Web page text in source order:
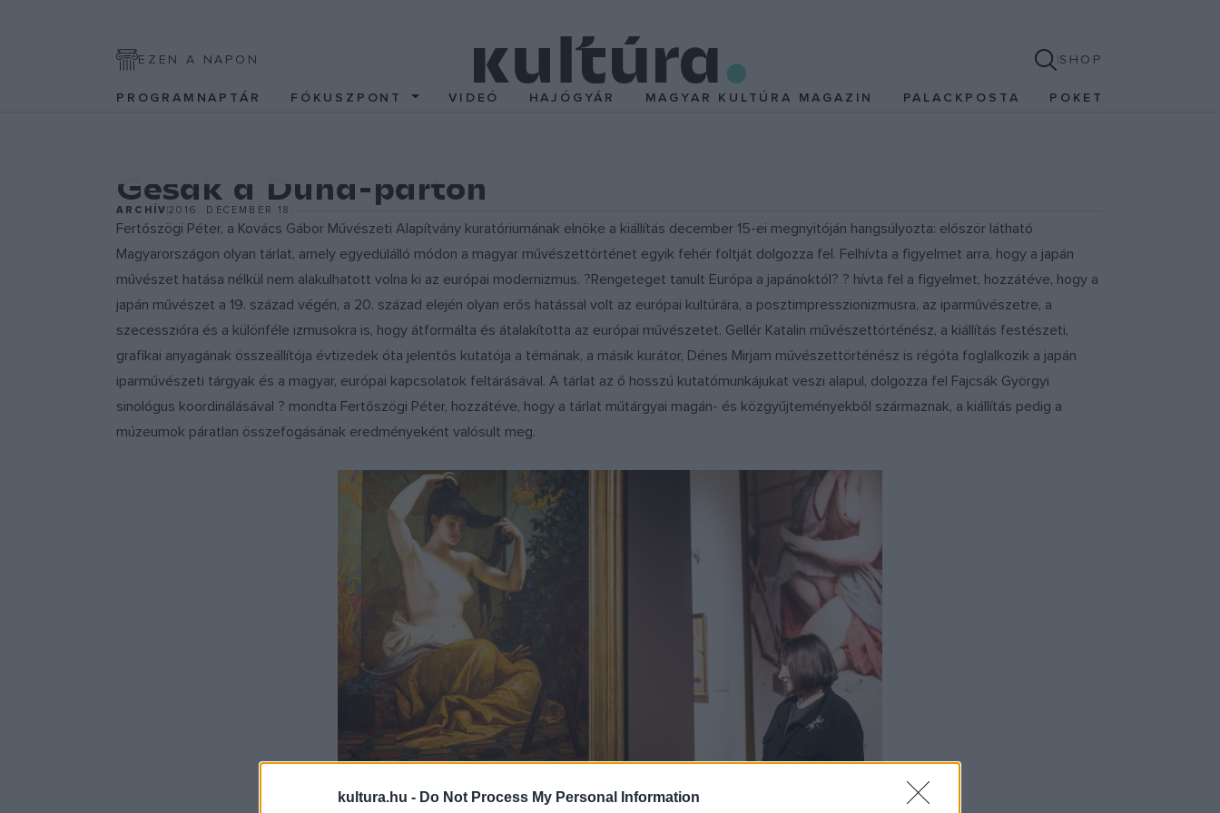
kultura.hu - Do Not Process My Personal Information
EZEN A NAPON SHOP
PROGRAMNAPTÁR FÓKUSZPONT VIDEÓ HAJÓGYÁR MAGYAR KULTÚRA MAGAZIN PALACKPOSTA POKET
Gésák a Duna-parton
ARCHÍV2016. DECEMBER 18.
Fertőszögi Péter, a Kovács Gábor Művészeti Alapítvány kuratóriumának elnöke a kiállítás december 15-ei megnyitóján hangsúlyozta: először látható
Magyarországon olyan tárlat, amely egyedülálló módon a magyar művészettörténet egyik fehér foltját dolgozza fel. Felhívta a figyelmet arra, hogy a japán
művészet hatása nélkül nem alakulhatott volna ki az európai modernizmus. ?Rengeteget tanult Európa a japánoktól? ? hívta fel a figyelmet, hozzátéve, hogy a
japán művészet a 19. század végén, a 20. század elején olyan erős hatással volt az európai kultúrára, a posztimpresszionizmusra, az iparművészetre, a
szecesszióra és a különféle izmusokra is, hogy átformálta és átalakította az európai művészetet. Gellér Katalin művészettörténész, a kiállítás festészeti,
grafikai anyagának összeállítója évtizedek óta jelentős kutatója a témának, a másik kurátor, Dénes Mirjam művészettörténész is régóta foglalkozik a japán
iparművészeti tárgyak és a magyar, európai kapcsolatok feltárásával. A tárlat az ő hosszú kutatómunkájukat veszi alapul, dolgozza fel Fajcsák Györgyi
sinológus koordinálásával ? mondta Fertőszögi Péter, hozzátéve, hogy a tárlat műtárgyai magán- és közgyűjteményekből származnak, a kiállítás pedig a
múzeumok páratlan összefogásának eredményeként valósult meg.